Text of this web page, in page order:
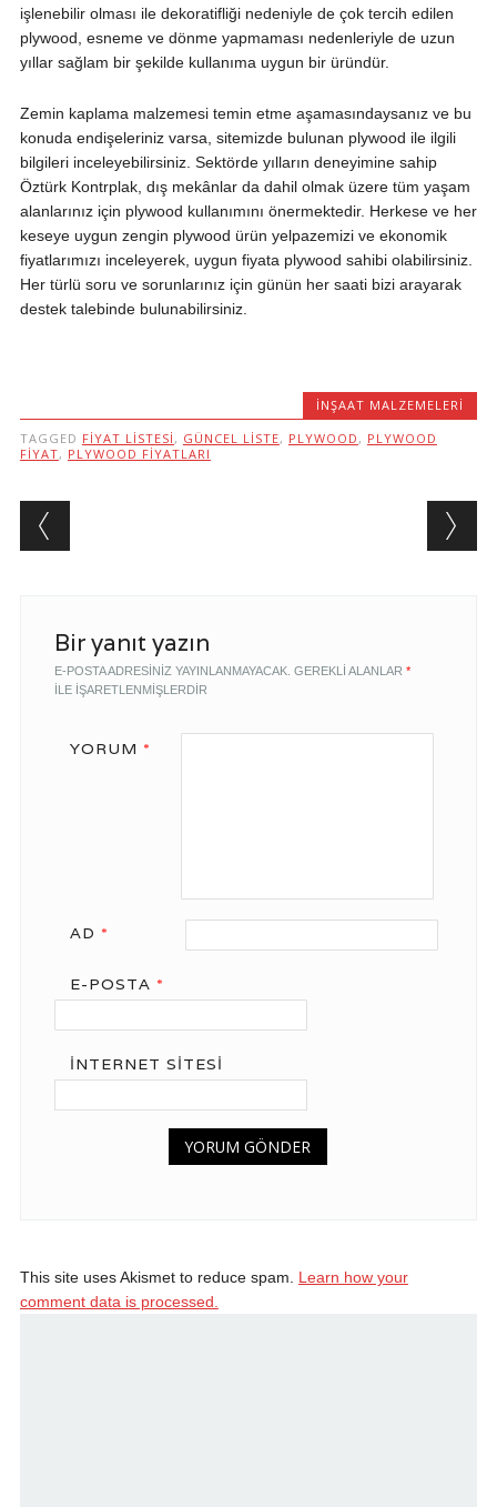
işlenebilir olması ile dekoratifliği nedeniyle de çok tercih edilen
plywood, esneme ve dönme yapmaması nedenleriyle de uzun
yıllar sağlam bir şekilde kullanıma uygun bir üründür.
Zemin kaplama malzemesi temin etme aşamasındaysanız ve bu
konuda endişeleriniz varsa, sitemizde bulunan plywood ile ilgili
bilgileri inceleyebilirsiniz. Sektörde yılların deneyimine sahip
Öztürk Kontrplak, dış mekânlar da dahil olmak üzere tüm yaşam
alanlarınız için plywood kullanımını önermektedir. Herkese ve her
keseye uygun zengin plywood ürün yelpazemizi ve ekonomik
fiyatlarımızı inceleyerek, uygun fiyata plywood sahibi olabilirsiniz.
Her türlü soru ve sorunlarınız için günün her saati bizi arayarak
destek talebinde bulunabilirsiniz.
İNŞAAT MALZEMELERI
TAGGED FIYAT LISTESI , GÜNCEL LISTE, PLYWOOD , PLYWOOD
FIYAT, PLYWOOD FIYATLARI
Post navigation
Bir yanıt yazın
E-POSTA ADRESINIZ YAYINLANMAYACAK. GEREKLI ALANLAR *
ILE IŞARETLENMIŞLERDIR
YORUM *
AD *
E-POSTA *
İNTERNET SITESI
This site uses Akismet to reduce spam. Learn how your
comment data is processed.